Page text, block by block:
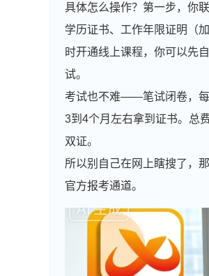
具体怎么操作？第一步，你
学历证书、工作年限证明（
时开通线上课程，你可以先
试。
考试也不难——笔试闭卷，每
3到4个月左右拿到证书。总
双证。
所以别自己在网上瞎搜了，
官方报考通道。